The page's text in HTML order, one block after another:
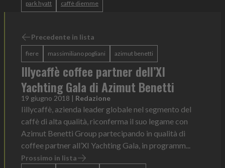
park hyatt caffè diemme
Precedente in lista
fiere massimiliano pogliani azimut benetti
Illycaffè coffee partner dell’XI
Yachting Gala di Azimut Benetti
19 giugno 2018 | Redazione
Iillycaffè, azienda leader globale nel segmento del
caffè di alta qualità, riconferma il suo legame con
Azimut Benetti Group partecipando in qualità di
coffee partner all’XI Yachting Gala, in programm...
Prossimo in lista